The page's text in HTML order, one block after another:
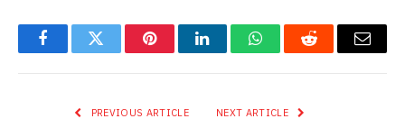
FacebookTwitter PinterestLinkedInWhatsAppReddit Email
PREVIOUS ARTICLE NEXT ARTICLE